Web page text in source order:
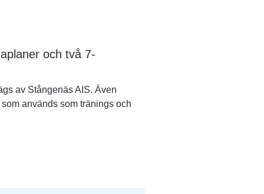
och två 7-
av Stångenäs AIS. Även
används som tränings och